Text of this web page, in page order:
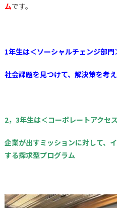
ムです。
1年生は＜ソーシャルチェンジ部門
社会課題を見つけて、解決策を考
2，3年生は＜コーポレートアクセ
企業が出すミッションに対して、
する探求型プログラム